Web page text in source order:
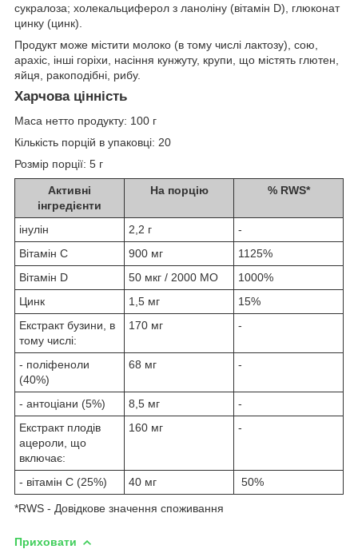
сукралоза; холекальциферол з ланоліну (вітамін D), глюконат
цинку (цинк).
Продукт може містити молоко (в тому числі лактозу), сою,
арахіс, інші горіхи, насіння кунжуту, крупи, що містять глютен,
яйця, ракоподібні, рибу.
Харчова цінність
Маса нетто продукту: 100 г
Кількість порцій в упаковці: 20
Розмір порції: 5 г
Активні
інгредієнти
На порцію % RWS*
інулін 2,2 г
-
Вітамін С
900 мг
1125%
Вітамін D
50 мкг / 2000 МО
1000%
Цинк
1,5 мг
15%
Екстракт бузини, в
тому числі:
170 мг -
- поліфеноли
(40%)
68 мг -
- антоціани (5%) 8,5 мг
-
Екстракт плодів
ацероли, що
включає:
160 мг -
- вітамін С (25%) 40 мг 50%
*RWS - Довідкове значення споживання
Приховати